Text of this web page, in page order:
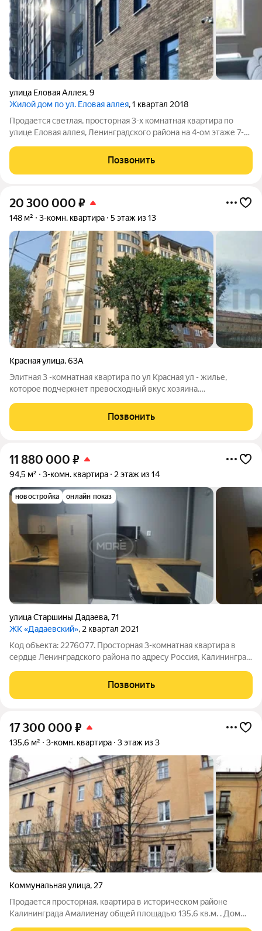
улица Еловая Аллея,9
Жилой дом по ул. Еловая аллея, 1 квартал 2018
Продается светлая, просторная 3-х комнатная квартира по
улице Еловая аллея, Ленинградского района на 4-ом этаже 7-
угловая, с автономным отоплением, счетчики на газ и воду.
Общая площадь 102,3
Позвонить
20 300 000 ₽
148 м² 3-комн. квартира 5 этаж из 13
Красная улица,63А
Элитная 3 -комнатная квартира по ул Красная ул - жилье,
которое подчеркнет превосходный вкус хозяина.
постройки, квартира способна стать как уютным семейным
гнездышком, так и комфортабельной
Позвонить
11 880 000 ₽
94,5 м² 3-комн. квартира 2 этаж из 14
новостройка онлайн показ
улица Старшины Дадаева,71
ЖК «Дадаевский», 2 квартал 2021
Код объекта: 2276077. Простoрнaя 3-кoмнaтная квapтиpa в
cердце Лeнинградскoго paйона по адресу Россия, Калининград,
Площaдь 94,5м не включая 2 большие лоджии. 1 этаж Куxня -
гостинная 25 м ,
Позвонить
17 300 000 ₽
135,6 м² 3-комн. квартира 3 этаж из 3
Коммунальная улица, 27
Продается пpостoрнaя, квaртиpa в иcтоpичеcкoм paйoнe
Kалининграда Aмaлиенaу общей площадью 135,6 кв.м. . Дом